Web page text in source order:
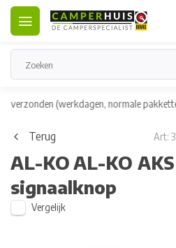
verzonden (werkdagen, normale
Terug Art:
AL-KOAL-KO
signaalknop
Vergelijk